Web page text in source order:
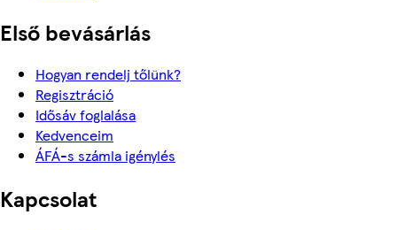
Első bevásárlás
Hogyan rendelj tőlünk?
Regisztráció
Idősáv foglalása
Kedvenceim
ÁFÁ-s számla igénylés
Kapcsolat